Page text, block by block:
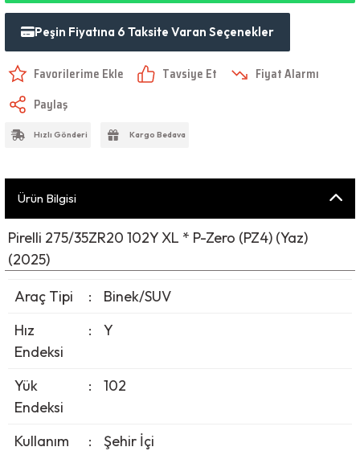
Peşin Fiyatına 6 Taksite Varan Seçenekler
Tavsiye Et
Fiyat Alarmı
Paylaş
Hızlı Gönderi Kargo Bedava
Ürün Bilgisi
Pirelli 275/35ZR20 102Y XL * P-Zero (PZ4) (Yaz)
(2025)
Araç Tipi
:
Binek/SUV
Hız
Endeksi
: Y
Yük
Endeksi
: 102
Kullanım
: Şehir İçi